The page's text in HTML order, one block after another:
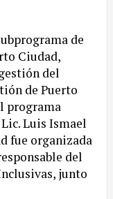
de
Ciudad,
del
de Puerto
programa
Luis Ismael
fue organizada
del
junto